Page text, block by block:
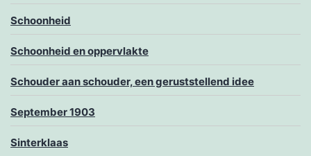
Schoonheid
Schoonheid en oppervlakte
Schouder aan schouder, een geruststellend idee
September 1903
Sinterklaas